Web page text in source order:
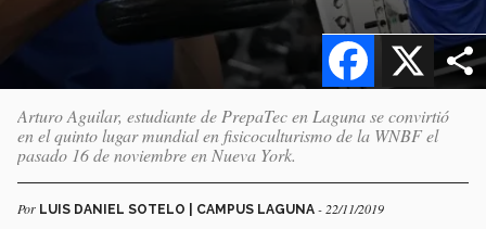
X
Facebook
Arturo Aguilar, estudiante de PrepaTec en Laguna se convirtió
en el quinto lugar mundial en fisicoculturismo de la WNBF el
pasado 16 de noviembre en Nueva York.
Por LUIS DANIEL SOTELO | CAMPUS LAGUNA - 22/11/2019